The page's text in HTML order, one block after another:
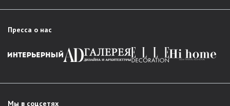
Пресса о нас
Мы в соцсетях